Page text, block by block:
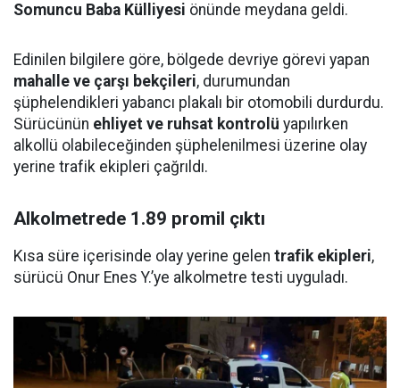
Somuncu Baba Külliyesi önünde meydana geldi.
Edinilen bilgilere göre, bölgede devriye görevi yapan
mahalle ve çarşı bekçileri, durumundan
şüphelendikleri yabancı plakalı bir otomobili durdurdu.
Sürücünün ehliyet ve ruhsat kontrolü yapılırken
alkollü olabileceğinden şüphelenilmesi üzerine olay
yerine trafik ekipleri çağrıldı.
Alkolmetrede 1.89 promil çıktı
Kısa süre içerisinde olay yerine gelen trafik ekipleri,
sürücü Onur Enes Y.’ye alkolmetre testi uyguladı.